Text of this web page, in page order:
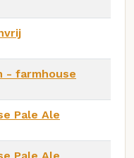
- farmhouse
Pale Ale
Pale Ale